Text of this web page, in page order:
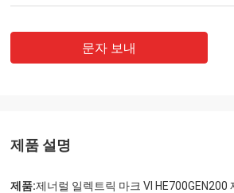
수 있는 파트너입니다, 우리는 그로부터 상품
을 수입합니다. 좋은 품질의 제품과 적절한
문자 보내
제품 설명
제품:제너럴 일렉트릭 마크 VI HE700GEN200